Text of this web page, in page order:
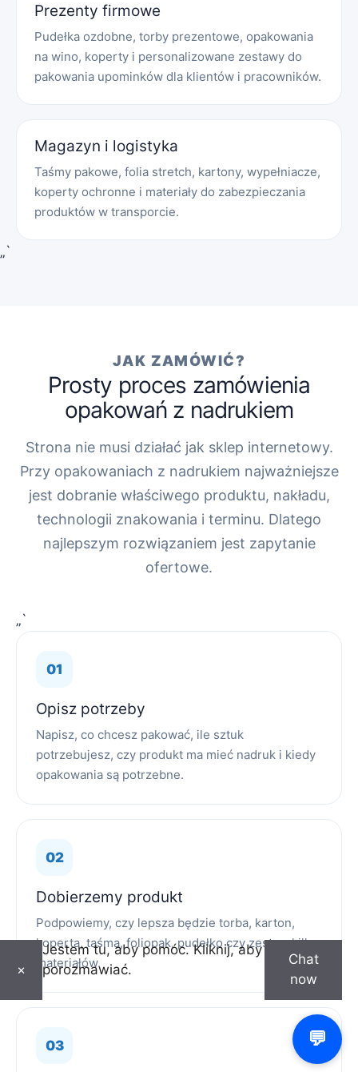
Prezenty firmowe
Pudełka ozdobne, torby prezentowe, opakowania
na wino, koperty i personalizowane zestawy do
pakowania upominków dla klientów i pracowników.
Magazyn i logistyka
Taśmy pakowe, folia stretch, kartony, wypełniacze,
koperty ochronne i materiały do zabezpieczania
produktów w transporcie.
„`
JAK ZAMÓWIĆ?
Prosty proces zamówienia
opakowań z nadrukiem
Strona nie musi działać jak sklep internetowy.
Przy opakowaniach z nadrukiem najważniejsze
jest dobranie właściwego produktu, nakładu,
technologii znakowania i terminu. Dlatego
najlepszym rozwiązaniem jest zapytanie
ofertowe.
„`
Opisz potrzeby
Napisz, co chcesz pakować, ile sztuk
potrzebujesz, czy produkt ma mieć nadruk i kiedy
opakowania są potrzebne.
Dobierzemy produkt
Podpowiemy, czy lepsza będzie torba, karton,
koperta, taśma, foliopak, pudełko czy zestaw kilku
materiałów.
×
Jestem tu, aby pomóc. Kliknij, aby
porozmawiać.
Chat
now